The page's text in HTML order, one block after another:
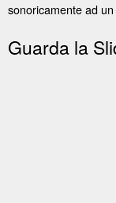
sonoricamente ad
Guarda la